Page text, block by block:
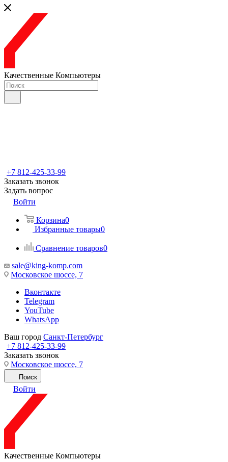
Качественные Компьютеры
+7 812-425-33-99
Заказать звонок
Задать вопрос
Войти
Корзина0
Избранные товары0
Сравнение товаров0
sale@king-komp.com
Московское шоссе, 7
Вконтакте
Telegram
YouTube
WhatsApp
Ваш город Санкт-Петербург
+7 812-425-33-99
Заказать звонок
Московское шоссе, 7
Поиск
Войти
Качественные Компьютеры